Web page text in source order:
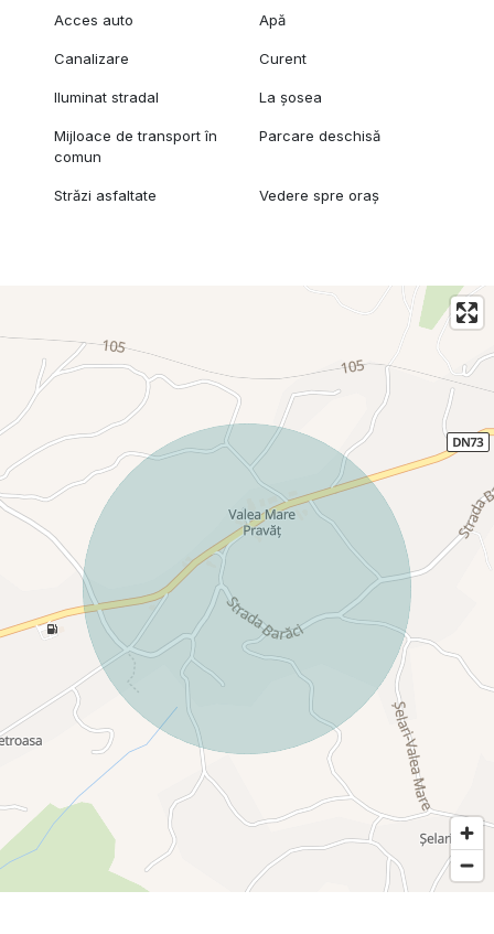
Acces auto Apă
Canalizare Curent
Iluminat stradal La șosea
Mijloace de transport în
comun
Parcare deschisă
Străzi asfaltate Vedere spre oraș